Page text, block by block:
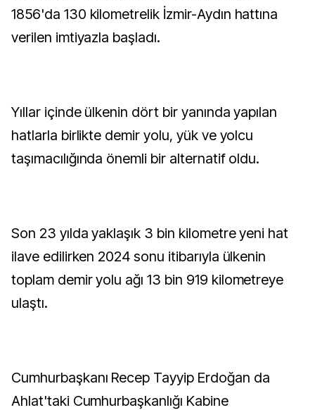
1856'da 130 kilometrelik İzmir-Aydın hattına
verilen imtiyazla başladı.
Yıllar içinde ülkenin dört bir yanında yapılan
hatlarla birlikte demir yolu, yük ve yolcu
taşımacılığında önemli bir alternatif oldu.
Son 23 yılda yaklaşık 3 bin kilometre yeni hat
ilave edilirken 2024 sonu itibarıyla ülkenin
toplam demir yolu ağı 13 bin 919 kilometreye
ulaştı.
Cumhurbaşkanı Recep Tayyip Erdoğan da
Ahlat'taki Cumhurbaşkanlığı Kabine